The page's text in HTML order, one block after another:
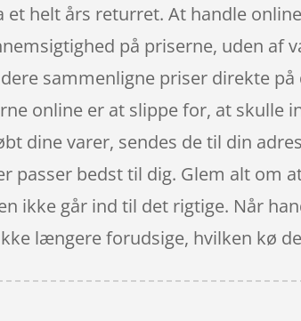
et helt års returret. At handle
på priserne, uden
sammenligne priser direkte
online er at slippe for, at skulle
dine varer, sendes de til din
passer bedst til dig. Glem alt om
ikke går ind til det rigtige. Når
længere forudsige, hvilken kø